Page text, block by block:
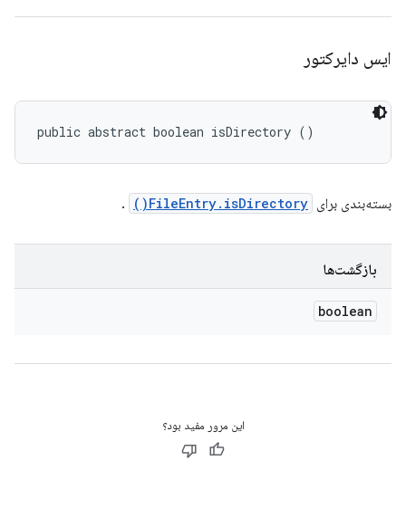
ایس دایرکتور
public abstract boolean isDirectory ()
بسته‌بندی برای FileEntry.isDirectory()
.
بازگشت‌ها
boolean
این مرور مفید بود؟